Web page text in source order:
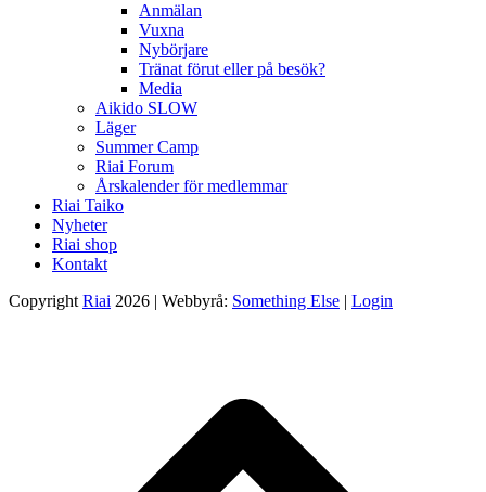
Anmälan
Vuxna
Nybörjare
Tränat förut eller på besök?
Media
Aikido SLOW
Läger
Summer Camp
Riai Forum
Årskalender för medlemmar
Riai Taiko
Nyheter
Riai shop
Kontakt
Copyright Riai 2026 | Webbyrå: Something Else | Login